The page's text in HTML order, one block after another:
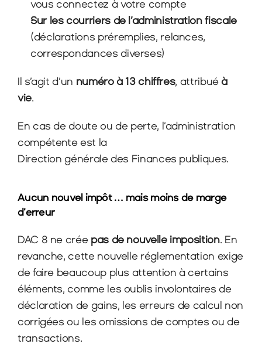
vous connectez à votre compte
Sur les courriers de l’administration fiscale
(déclarations préremplies, relances,
correspondances diverses)
Il s’agit d’un numéro à 13 chiffres, attribué à
vie.
En cas de doute ou de perte, l’administration
compétente est la
Direction générale des Finances publiques.
Aucun nouvel impôt … mais moins de marge
d’erreur
DAC 8 ne crée pas de nouvelle imposition. En
revanche, cette nouvelle réglementation exige
de faire beaucoup plus attention à certains
éléments, comme les oublis involontaires de
déclaration de gains, les erreurs de calcul non
corrigées ou les omissions de comptes ou de
transactions.